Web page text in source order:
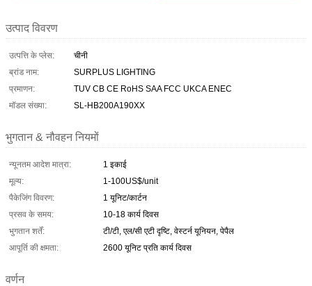
उत्पाद विवरण
उत्पत्ति के प्लेस:
चीनी
ब्रांड नाम:
SURPLUS LIGHTING
प्रमाणन:
TUV CB CE RoHS SAA FCC UKCA ENEC
मॉडल संख्या:
SL-HB200A190XX
भुगतान & नौवहन नियमों
न्यूनतम आदेश मात्रा:
1 इकाई
मूल्य:
1-100US$/unit
पैकेजिंग विवरण:
1 यूनिट/कार्टन
प्रसव के समय:
10-18 कार्य दिवस
भुगतान शर्तें:
टी/टी, एल/सी एटी दृष्टि, वेस्टर्न यूनियन, पेपैल
आपूर्ति की क्षमता:
2600 यूनिट प्रति कार्य दिवस
वर्णन